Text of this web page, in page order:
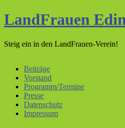
LandFrauen
Steig ein in den LandFrauen-Verein!
Beiträge
Vorstand
Programm/Termine
Presse
Datenschutz
Impressum